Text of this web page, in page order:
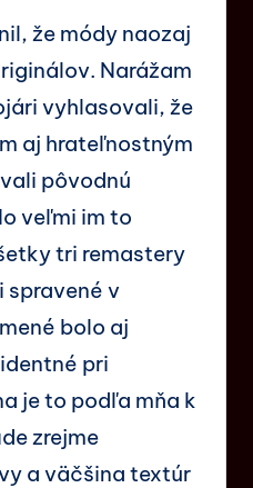
že módy naozaj
Narážam
vyhlasovali, že
aj hrateľnostným
pôvodnú
veľmi im to
tri remastery
spravené v
bolo aj
pri
je to podľa mňa k
zrejme
a väčšina textúr